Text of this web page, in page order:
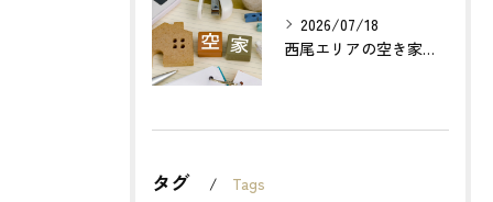
2026/07/18
西尾エリアの空き家売却で利益最大化する方法とは？
タグ Tags